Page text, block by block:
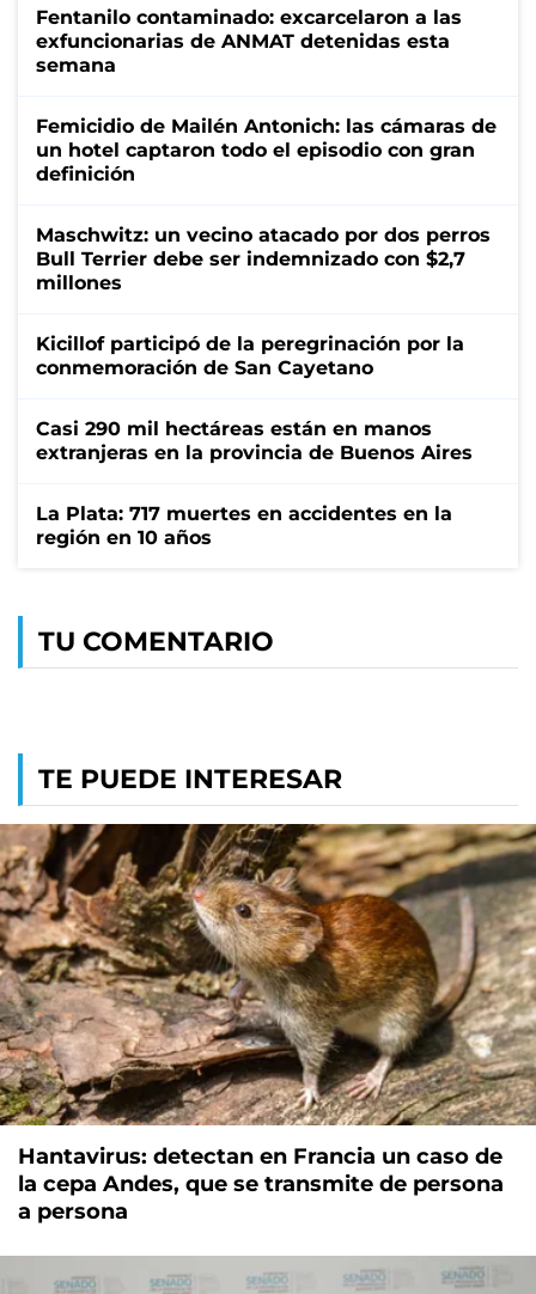
Fentanilo contaminado: excarcelaron a las
exfuncionarias de ANMAT detenidas esta
semana
Femicidio de Mailén Antonich: las cámaras de
un hotel captaron todo el episodio con gran
definición
Maschwitz: un vecino atacado por dos perros
Bull Terrier debe ser indemnizado con $2,7
millones
Kicillof participó de la peregrinación por la
conmemoración de San Cayetano
Casi 290 mil hectáreas están en manos
extranjeras en la provincia de Buenos Aires
La Plata: 717 muertes en accidentes en la
región en 10 años
TU COMENTARIO
TE PUEDE INTERESAR
Hantavirus: detectan en Francia un caso de
la cepa Andes, que se transmite de persona
a persona